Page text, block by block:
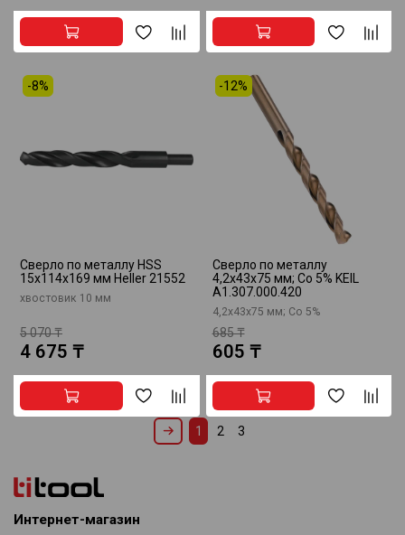
-8%
Сверло по металлу HSS
15х114х169 мм Heller 21552
хвостовик 10 мм
5 070 ₸
4 675 ₸
-12%
Сверло по металлу
4,2x43x75 мм; Co 5% KEIL
A1.307.000.420
4,2x43x75 мм; Co 5%
685 ₸
605 ₸
1 2 3
Интернет-магазин